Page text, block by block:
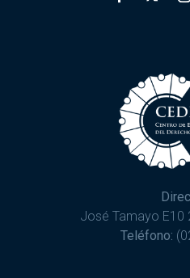
José Tamayo E10
Teléfono: